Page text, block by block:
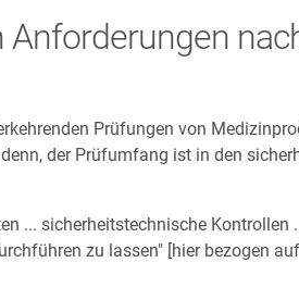
Prüfungen von
der Prüfumfang ist in den
... sicherheitstechnische Kontrollen
zu lassen" [hier bezogen